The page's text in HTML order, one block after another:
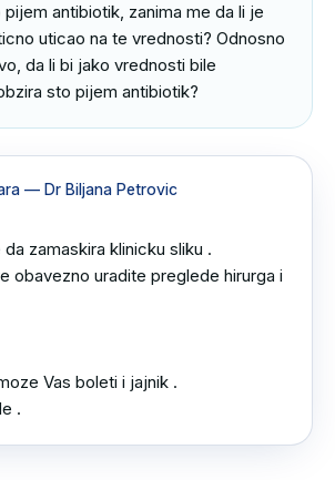
antibiotik, zanima me da li je
uticao na te vrednosti? Odnosno
da li bi jako vrednosti bile
sto pijem antibiotik?
— Dr Biljana Petrovic
zamaskira klinicku sliku .
obavezno uradite preglede hirurga i
Vas boleti i jajnik .
.